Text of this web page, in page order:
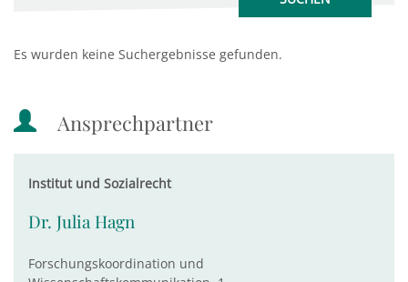
Es wurden keine Suchergebnisse gefunden.
Ansprechpartner
Institut und Sozialrecht
Dr. Julia Hagn
Forschungskoordination und